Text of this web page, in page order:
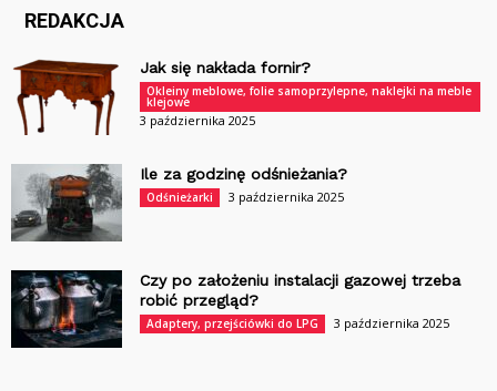
REDAKCJA
Jak się nakłada fornir?
Okleiny meblowe, folie samoprzylepne, naklejki na meble
klejowe
3 października 2025
Ile za godzinę odśnieżania?
Odśnieżarki 3 października 2025
Czy po założeniu instalacji gazowej trzeba
robić przegląd?
Adaptery, przejściówki do LPG 3 października 2025